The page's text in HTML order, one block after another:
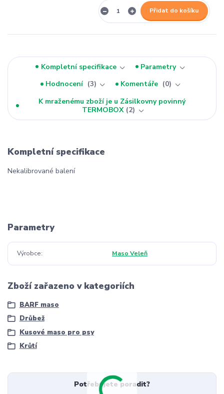
Přidat do košíku
Kompletní specifikace
Parametry
Hodnocení
3 Komentáře
0
K mraženému zboží je u Zásilkovny povinný
TERMOBOX 2
Kompletní specifikace
Nekalibrované balení
Parametry
Výrobce Maso Veleň
Zboží zařazeno v kategoriích
BARF maso
Drůbež
Kusové maso pro psy
Krůtí
Potřebujete poradit?